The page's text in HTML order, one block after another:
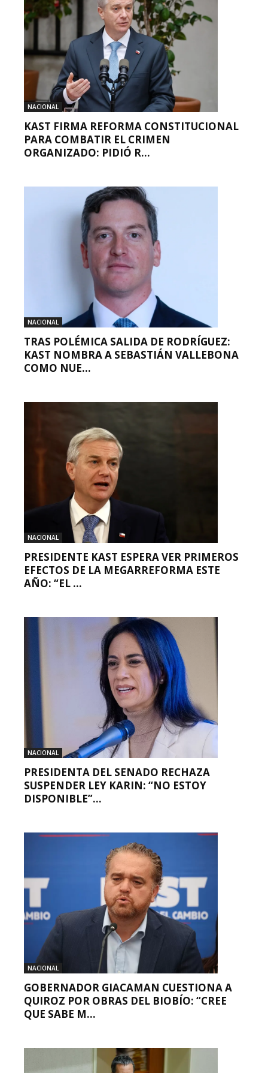
NACIONAL
KAST FIRMA REFORMA CONSTITUCIONAL
PARA COMBATIR EL CRIMEN
ORGANIZADO: PIDIÓ R...
NACIONAL
TRAS POLÉMICA SALIDA DE RODRÍGUEZ:
KAST NOMBRA A SEBASTIÁN VALLEBONA
COMO NUE...
NACIONAL
PRESIDENTE KAST ESPERA VER PRIMEROS
EFECTOS DE LA MEGARREFORMA ESTE
AÑO: “EL ...
NACIONAL
PRESIDENTA DEL SENADO RECHAZA
SUSPENDER LEY KARIN: “NO ESTOY
DISPONIBLE”...
NACIONAL
GOBERNADOR GIACAMAN CUESTIONA A
QUIROZ POR OBRAS DEL BIOBÍO: “CREE
QUE SABE M...